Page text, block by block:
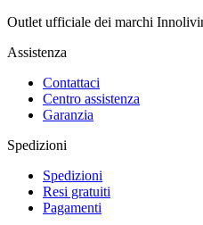
Outlet ufficiale dei marchi
Assistenza
Contattaci
Centro assistenza
Garanzia
Spedizioni
Spedizioni
Resi gratuiti
Pagamenti